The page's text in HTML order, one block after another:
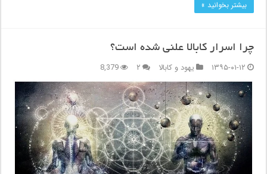
بیشتر بخوانید »
چرا اسرار کابالا علنی شده است؟
۱۳۹۵-۰۱-۱۲
یهود و کابالا ۲ 8,379